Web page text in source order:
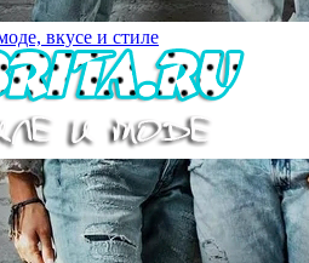
вкусе и стиле